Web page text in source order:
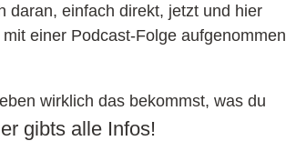
daran, einfach direkt, jetzt und hier
einer Podcast-Folge aufgenommen
wirklich das bekommst, was du
gibts alle Infos!